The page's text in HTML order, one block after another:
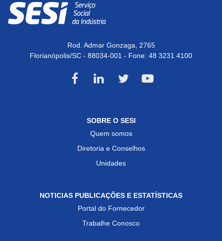
Rod. Admar Gonzaga, 2765
Florianópolis/SC - 88034-001 - Fone: 48 3231 4100
SOBRE O SESI
Quem somos
Diretoria e Conselhos
Unidades
NOTICIAS PUBLICAÇÕES E ESTATÍSTICAS
Portal do Fornecedor
Trabalhe Conosco